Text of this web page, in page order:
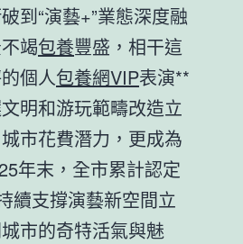
到“演藝+”業態深度融
竭包養豐盛，相干這
個人包養網VIP表演**
明和游玩範疇改造立
市花費潛力，更成為
年末，全市累計認定
續支撐演藝新空間立
市的奇特活氣與魅